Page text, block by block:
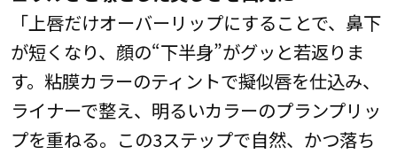
「上唇だけオーバーリップにすることで、鼻下
が短くなり、顔の“下半身”がグッと若返りま
す。粘膜カラーのティントで擬似唇を仕込み、
ライナーで整え、明るいカラーのプランプリッ
プを重ねる。この3ステップで自然、かつ落ち